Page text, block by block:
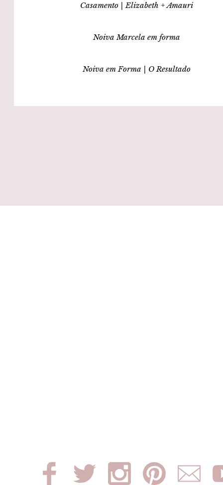
Casamento | Elizabeth + Amauri
Noiva Marcela em forma
Noiva em Forma | O Resultado